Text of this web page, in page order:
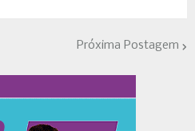
Próxima Postagem